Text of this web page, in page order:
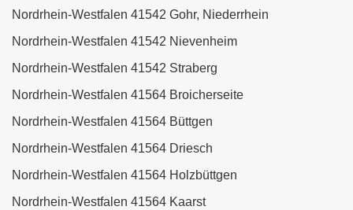
Nordrhein-Westfalen 41542 Gohr, Niederrhein
Nordrhein-Westfalen 41542 Nievenheim
Nordrhein-Westfalen 41542 Straberg
Nordrhein-Westfalen 41564 Broicherseite
Nordrhein-Westfalen 41564 Büttgen
Nordrhein-Westfalen 41564 Driesch
Nordrhein-Westfalen 41564 Holzbüttgen
Nordrhein-Westfalen 41564 Kaarst